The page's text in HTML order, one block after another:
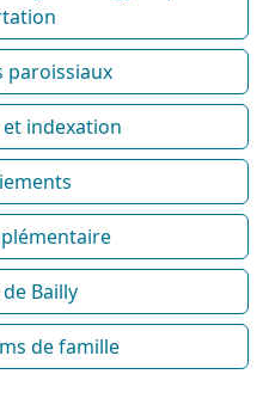
paroissiaux
indexation
Bailly
de famille